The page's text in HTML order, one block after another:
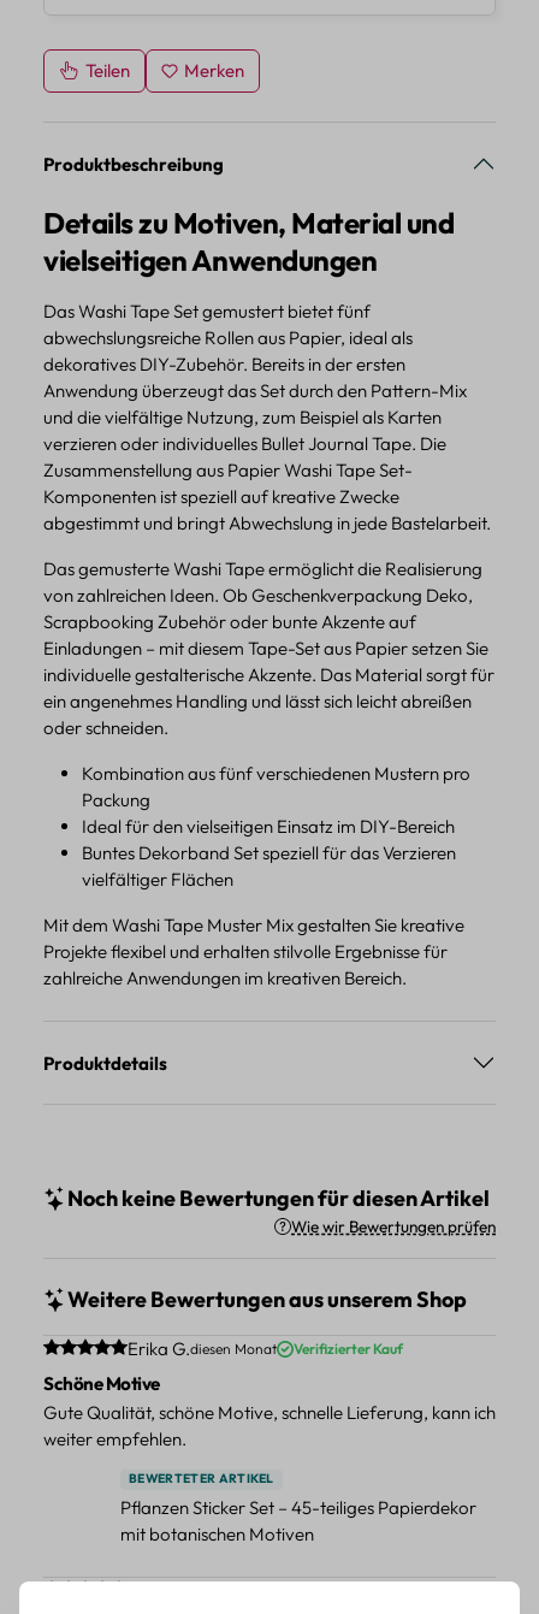
Teilen Merken
Produktbeschreibung
Details zu Motiven, Material und
vielseitigen Anwendungen
Das Washi Tape Set gemustert bietet fünf
abwechslungsreiche Rollen aus Papier, ideal als
dekoratives DIY-Zubehör. Bereits in der ersten
Anwendung überzeugt das Set durch den Pattern-Mix
und die vielfältige Nutzung, zum Beispiel als Karten
verzieren oder individuelles Bullet Journal Tape. Die
Zusammenstellung aus Papier Washi Tape Set-
Komponenten ist speziell auf kreative Zwecke
abgestimmt und bringt Abwechslung in jede Bastelarbeit.
Das gemusterte Washi Tape ermöglicht die Realisierung
von zahlreichen Ideen. Ob Geschenkverpackung Deko,
Scrapbooking Zubehör oder bunte Akzente auf
Einladungen – mit diesem Tape-Set aus Papier setzen Sie
individuelle gestalterische Akzente. Das Material sorgt für
ein angenehmes Handling und lässt sich leicht abreißen
oder schneiden.
Kombination aus fünf verschiedenen Mustern pro
Packung
Ideal für den vielseitigen Einsatz im DIY-Bereich
Buntes Dekorband Set speziell für das Verzieren
vielfältiger Flächen
Mit dem Washi Tape Muster Mix gestalten Sie kreative
Projekte flexibel und erhalten stilvolle Ergebnisse für
zahlreiche Anwendungen im kreativen Bereich.
Produktdetails
Noch keine Bewertungen für diesen Artikel
Wie wir Bewertungen prüfen
Weitere Bewertungen aus unserem Shop
Durchschnittliche Bewertung von 5 von 5 Sternen
Erika G.diesen Monat Verifizierter Kauf
Schöne Motive
Gute Qualität, schöne Motive, schnelle Lieferung, kann ich
weiter empfehlen.
BEWERTETER ARTIKEL
Pflanzen Sticker Set – 45-teiliges Papierdekor
mit botanischen Motiven
Durchschnittliche Bewertung von 5 von 5 Sternen